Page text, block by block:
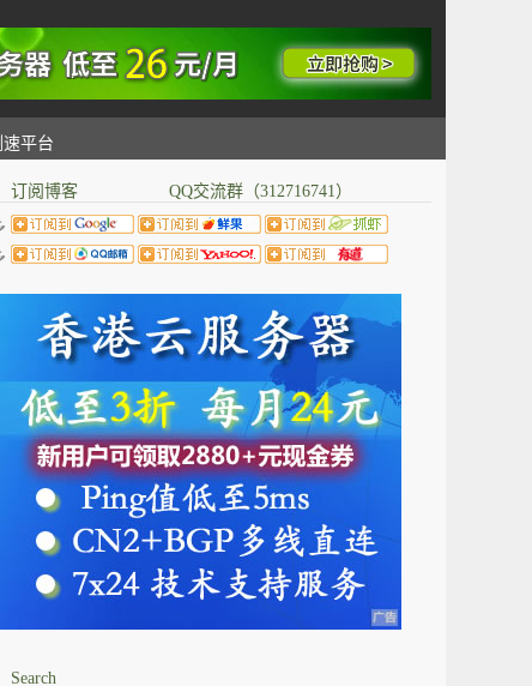
速平台
订阅博客 QQ交流群（312716741）
Search